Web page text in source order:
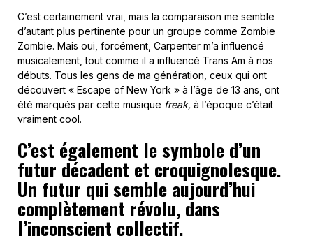
C’est certainement vrai, mais la comparaison me semble
d’autant plus pertinente pour un groupe comme Zombie
Zombie. Mais oui, forcément, Carpenter m’a influencé
musicalement, tout comme il a influencé Trans Am à nos
débuts. Tous les gens de ma génération, ceux qui ont
découvert « Escape of New York » à l’âge de 13 ans, ont
été marqués par cette musique freak, à l’époque c’était
vraiment cool.
C’est également le symbole d’un
futur décadent et croquignolesque.
Un futur qui semble aujourd’hui
complètement révolu, dans
l’inconscient collectif.